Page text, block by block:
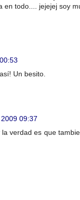
todo.... jejejej soy
Un besito.
09:37
verdad es que